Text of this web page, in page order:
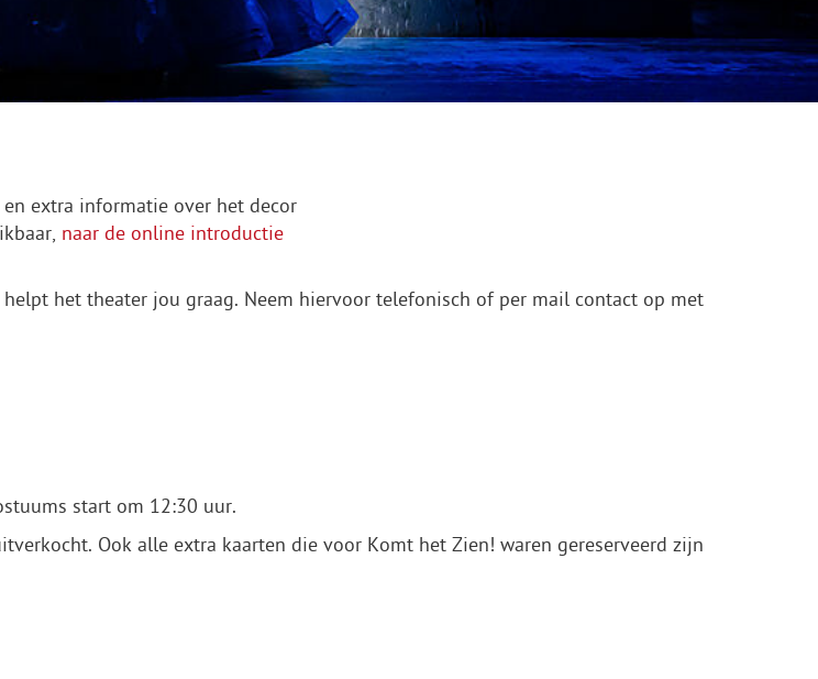
extra informatie over het decor
naar de online introductie
het theater jou graag. Neem hiervoor telefonisch of per mail contact op met
start om 12:30 uur.
Ook alle extra kaarten die voor Komt het Zien! waren gereserveerd zijn